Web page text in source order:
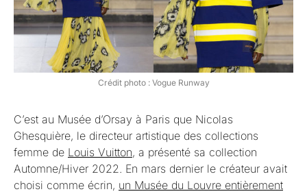
Crédit photo : Vogue Runway
C’est au Musée d’Orsay à Paris que Nicolas
Ghesquière, le directeur artistique des collections
femme de Louis Vuitton, a présenté sa collection
Automne/Hiver 2022. En mars dernier le créateur avait
choisi comme écrin, un Musée du Louvre entièrement